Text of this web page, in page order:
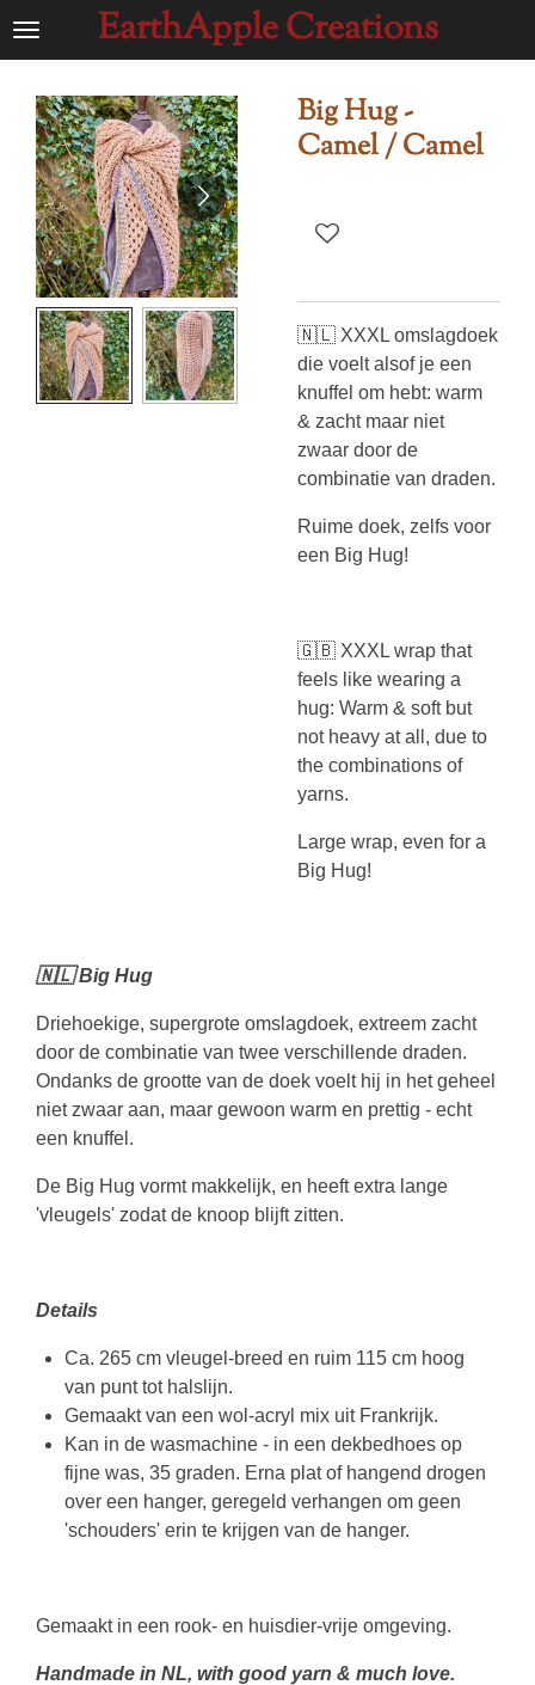
Ga
hoofdinhoud
EarthApple Creations
Big Hug -
Camel / Camel
🇳🇱 XXXL omslagdoek
die voelt alsof je een
knuffel om hebt: warm
& zacht maar niet
zwaar door de
combinatie van draden.
Ruime doek, zelfs voor
een Big Hug!
🇬🇧 XXXL wrap that
feels like wearing a
hug: Warm & soft but
not heavy at all, due to
the combinations of
yarns.
Large wrap, even for a
Big Hug!
🇳🇱 Big Hug
Driehoekige, supergrote omslagdoek, extreem zacht
door de combinatie van twee verschillende draden.
Ondanks de grootte van de doek voelt hij in het geheel
niet zwaar aan, maar gewoon warm en prettig - echt
een knuffel.
De Big Hug vormt makkelijk, en heeft extra lange
'vleugels' zodat de knoop blijft zitten.
Details
Ca. 265 cm vleugel-breed en ruim 115 cm hoog
van punt tot halslijn.
Gemaakt van een wol-acryl mix uit Frankrijk.
Kan in de wasmachine - in een dekbedhoes op
fijne was, 35 graden. Erna plat of hangend drogen
over een hanger, geregeld verhangen om geen
'schouders' erin te krijgen van de hanger.
Gemaakt in een rook- en huisdier-vrije omgeving.
Handmade in NL, with good yarn & much love.